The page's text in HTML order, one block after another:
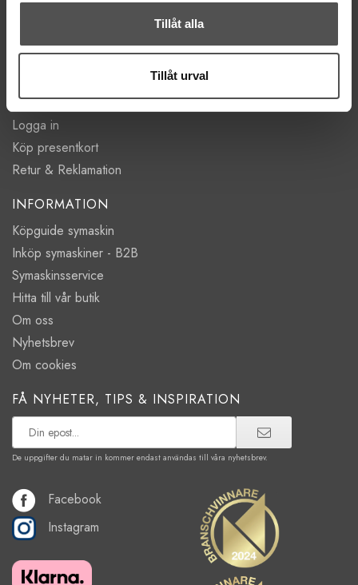
Tillåt alla
Tillåt urval
Villkor
Mina favoriter
Logga in
Köp presentkort
Retur & Reklamation
INFORMATION
Köpguide symaskin
Inköp symaskiner - B2B
Symaskinsservice
Hitta till vår butik
Om oss
Nyhetsbrev
Om cookies
FÅ NYHETER, TIPS & INSPIRATION
De uppgifter du matar in kommer endast användas till våra nyhetsbrev.
Facebook
Instagram